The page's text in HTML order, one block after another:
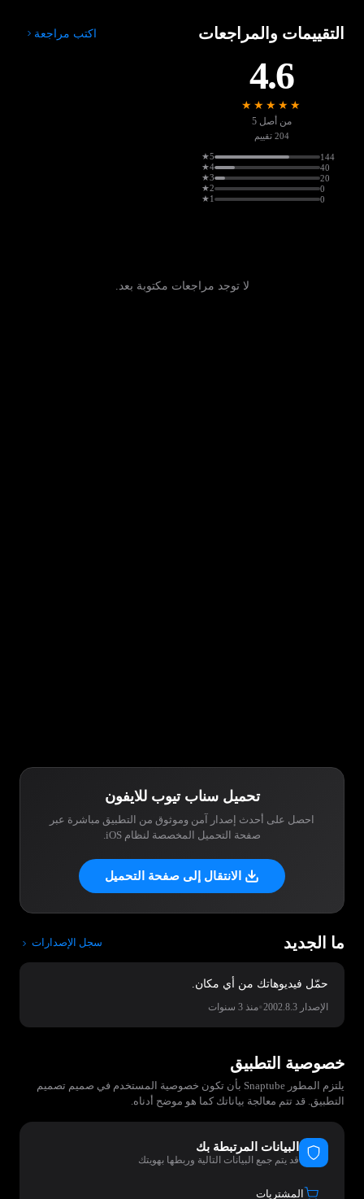
التقييمات والمراجعات اكتب مراجعة
4.6
★★★★★
من أصل 5
204 تقييم
5★
144
4★
40
3★
20
2★
0
1★
0
لا توجد مراجعات مكتوبة بعد.
تحميل سناب تيوب للايفون
احصل على أحدث إصدار آمن وموثوق من التطبيق مباشرة عبر
صفحة التحميل المخصصة لنظام iOS.
الانتقال إلى صفحة التحميل
ما الجديد سجل الإصدارات
حمّل فيديوهاتك من أي مكان.
الإصدار 2002.8.3 •منذ 3 سنوات
خصوصية التطبيق
يلتزم المطور Snaptube بأن تكون خصوصية المستخدم في صميم تصميم
التطبيق. قد تتم معالجة بياناتك كما هو موضح أدناه.
البيانات المرتبطة بك
قد يتم جمع البيانات التالية وربطها بهويتك
المشتريات